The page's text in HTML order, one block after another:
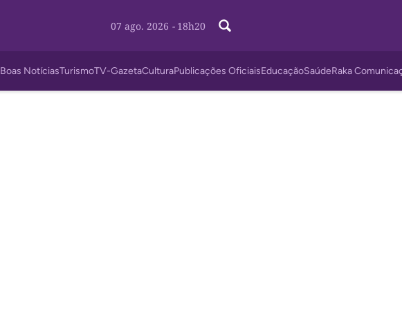
07 ago. 2026 - 18h20
Boas NotíciasTurismoTV-GazetaCulturaPublicações OficiaisEducaçãoSaúdeRaka